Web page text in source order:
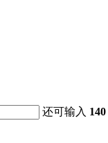
还可输入 140